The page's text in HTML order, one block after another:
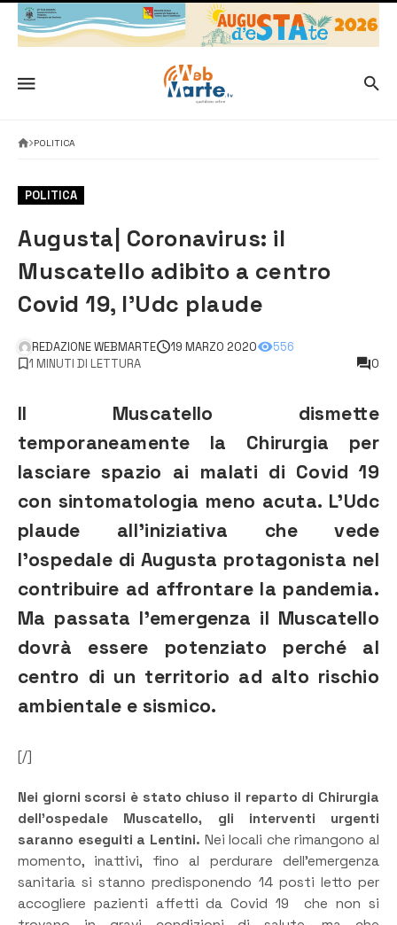
POLITICA
POLITICA
Augusta| Coronavirus: il
Muscatello adibito a centro
Covid 19, l’Udc plaude
REDAZIONE WEBMARTE 19 MARZO 2020
556
1 MINUTI DI LETTURA
0
Il Muscatello dismette
temporaneamente la Chirurgia per
lasciare spazio ai malati di Covid 19
con sintomatologia meno acuta. L’Udc
plaude all’iniziativa che vede
l’ospedale di Augusta protagonista nel
contribuire ad affrontare la pandemia.
Ma passata l’emergenza il Muscatello
dovrà essere potenziato perché al
centro di un territorio ad alto rischio
ambientale e sismico.
[/]
Nei giorni scorsi è stato chiuso il reparto di Chirurgia
dell’ospedale Muscatello, gli interventi urgenti
saranno eseguiti a Lentini. Nei locali che rimangono al
momento, inattivi, fino al perdurare dell’emergenza
sanitaria si stanno predisponendo 14 posti letto per
accogliere pazienti affetti da Covid 19 che non si